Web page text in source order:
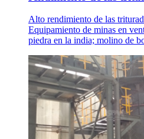
Alto rendimiento de las
Equipamiento de minas en
piedra en la india; molino de